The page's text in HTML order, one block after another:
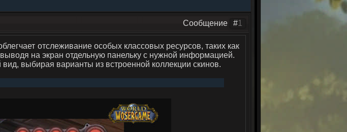
Сообщение #1
отслеживание особых классовых ресурсов, таких как
на экран отдельную панельку с нужной информацией.
выбирая варианты из встроенной коллекции скинов.